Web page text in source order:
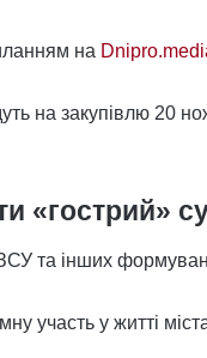
на
на закупівлю 20
«гострий»
та інших
участь у житті